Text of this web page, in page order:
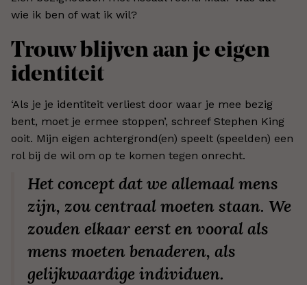
wie ik ben of wat ik wil?
Trouw blijven aan je eigen
identiteit
‘Als je je identiteit verliest door waar je mee bezig
bent, moet je ermee stoppen’, schreef Stephen King
ooit. Mijn eigen achtergrond(en) speelt (speelden) een
rol bij de wil om op te komen tegen onrecht.
Het concept dat we allemaal mens
zijn, zou centraal moeten staan. We
zouden elkaar eerst en vooral als
mens moeten benaderen, als
gelijkwaardige individuen.